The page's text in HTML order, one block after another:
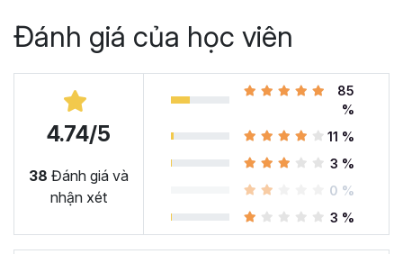
ỨNG DỤNG CỦA
MICROSOFT WORD TRONG
CÔNG VIỆC
Microsoft Word là công cụ làm việc vô cùng quan trọng
trong nhiều ngành nghề hiện nay. Nó cung cấp các tính
năng và chức năng hữu ích để soạn thảo, biên tập tài
liệu… Có thể kể đến một số ứng dụng như:
Đánh giá của học viên
4.74/5
38 Đánh giá và
nhận xét
85
%
11 %
3 %
0 %
3 %